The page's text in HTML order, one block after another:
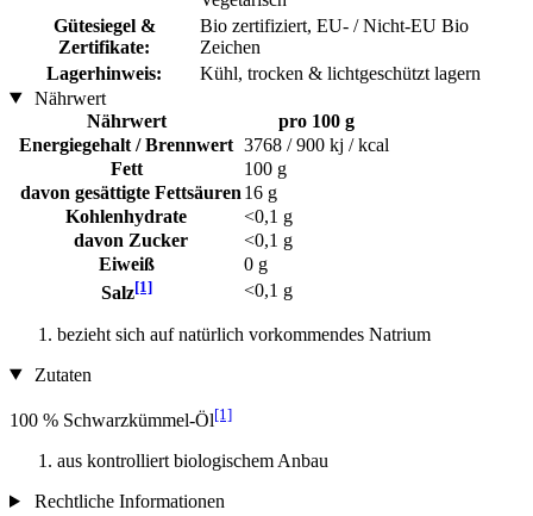
Gütesiegel &
Zertifikate:
Bio zertifiziert, EU- / Nicht-EU Bio
Zeichen
Lagerhinweis:
Kühl, trocken & lichtgeschützt lagern
Nährwert
Nährwert
pro 100 g
Energiegehalt / Brennwert 3768 / 900 kj / kcal
Fett
100 g
davon gesättigte Fettsäuren 16 g
Kohlenhydrate
<0,1 g
davon Zucker
<0,1 g
Eiweiß
0 g
Salz[1] <0,1 g
bezieht sich auf natürlich vorkommendes Natrium
Zutaten
100 % Schwarzkümmel-Öl[1]
aus kontrolliert biologischem Anbau
Rechtliche Informationen